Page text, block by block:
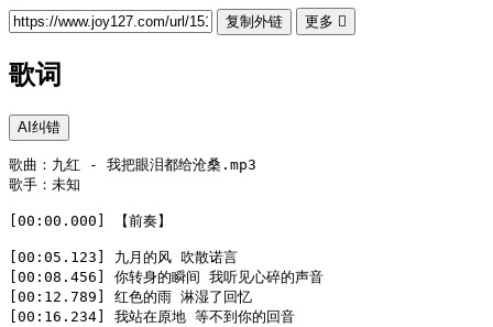
复制外链 更多 
歌词
AI纠错
歌曲：九红 - 我把眼泪都给沧桑.mp3
歌手：未知
[00:00.000] 【前奏】
[00:05.123] 九月的风 吹散诺言
[00:08.456] 你转身的瞬间 我听见心碎的声音
[00:12.789] 红色的雨 淋湿了回忆
[00:16.234] 我站在原地 等不到你的回音